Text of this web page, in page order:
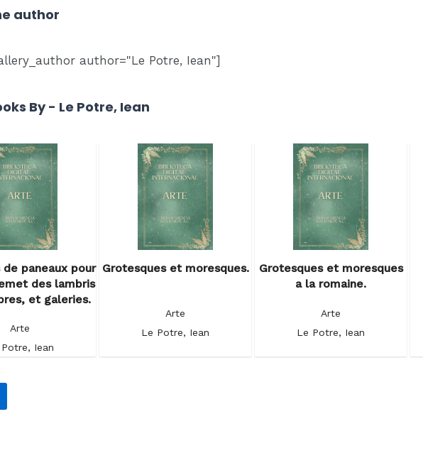
author
author="Le Potre, Iean"]
By - Le Potre, Iean
de paneaux pour
des lambris
et galeries.
Arte
Iean
Grotesques et moresques.
Arte
Le Potre, Iean
Grotesques et moresques
a la romaine.
Arte
Le Potre, Iean